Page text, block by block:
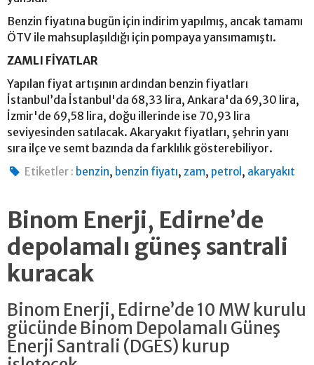
Benzin fiyatına bugün için indirim yapılmış, ancak tamamı
ÖTV ile mahsuplaşıldığı için pompaya yansımamıştı.
ZAMLI FİYATLAR
Yapılan fiyat artışının ardından benzin fiyatları
İstanbul’da İstanbul'da 68,33 lira, Ankara'da 69,30 lira,
İzmir'de 69,58 lira, doğu illerinde ise 70,93 lira
seviyesinden satılacak. Akaryakıt fiyatları, şehrin yanı
sıra ilçe ve semt bazında da farklılık gösterebiliyor.
Etiketler : benzin, benzin fiyatı, zam, petrol , akaryakıt
Binom Enerji, Edirne’de
depolamalı güneş santrali
kuracak
Binom Enerji, Edirne’de 10 MW kurulu
gücünde Binom Depolamalı Güneş
Enerji Santrali (DGES) kurup